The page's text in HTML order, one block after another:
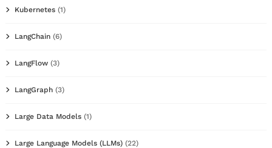
Kubernetes (1)
LangChain (6)
LangFlow (3)
LangGraph (3)
Large Data Models (1)
Large Language Models (LLMs) (22)